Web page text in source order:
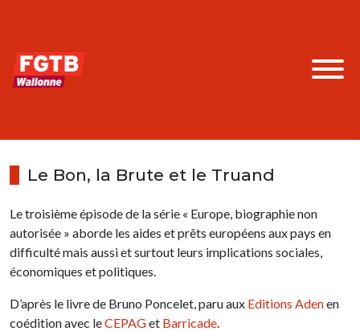
Le Bon, la Brute et le Truand
Le troisième épisode de la série « Europe, biographie non
autorisée » aborde les aides et prêts européens aux pays en
difficulté mais aussi et surtout leurs implications sociales,
économiques et politiques.
D’après le livre de Bruno Poncelet, paru aux Editions Adenen
coédition avec leCEPAGet Barricade